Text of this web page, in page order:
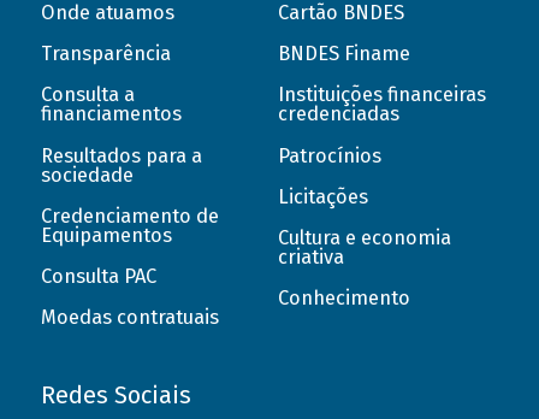
Onde atuamos
Transparência
Consulta a
financiamentos
Resultados para a
sociedade
Credenciamento de
Equipamentos
Consulta PAC
Moedas contratuais
Cartão BNDES
BNDES Finame
Instituições financeiras
credenciadas
Patrocínios
Licitações
Cultura e economia
criativa
Conhecimento
Redes Sociais